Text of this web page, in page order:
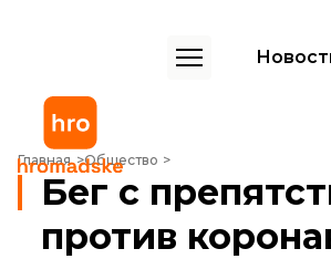
Главная Общество
Бег с препятствиями. Может ли Украина
Бег с
против